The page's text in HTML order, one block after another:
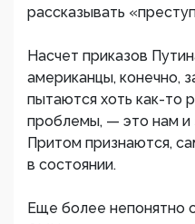
рассказывать
Насчет приказов
американцы, конечно,
пытаются хоть как-
проблемы, — это нам и
Притом признаются,
в состоянии.
Еще более непонятно